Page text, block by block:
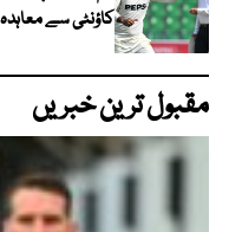
کاؤنٹی سے معاہدہ
مقبول ترین خبریں